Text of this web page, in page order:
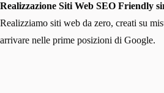
Realizzazione Siti Web SEO Friendly
Realizziamo siti web da zero, creati su
arrivare nelle prime posizioni di Google.